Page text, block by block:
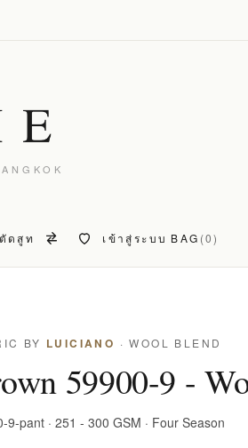
ดสูท เข้าสู่ระบบ BAG (0)
BY LUICIANO · WOOL BLEND
59900-9 -
9-pant · 251 - 300 GSM · Four Season